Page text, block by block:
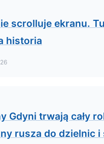
scrolluje ekranu.
historia
Gdyni trwają cały
rusza do dzielnic i